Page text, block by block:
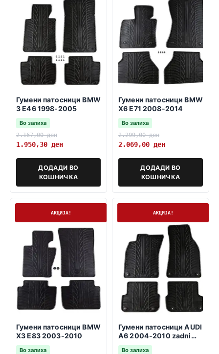
Гумени патосници BMW
3 E46 1998-2005
Во залиха
2.167,00ден
1.950,30 ден
ДОДАДИ ВО
КОШНИЧКА
Гумени патосници BMW
X6 E71 2008-2014
Во залиха
2.299,00ден
2.069,00 ден
ДОДАДИ ВО
КОШНИЧКА
АКЦИЈА!
Гумени патосници BMW
X3 E83 2003-2010
Во залиха
АКЦИЈА!
Гумени патосници AUDI
A6 2004-2010 zadni
fiksatori 37,5cm
Во залиха